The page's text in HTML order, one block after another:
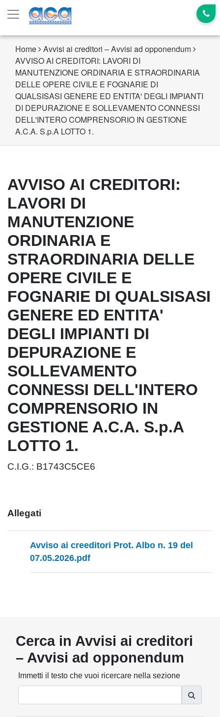
Home
Avvisi ai creditori – Avvisi ad opponendum
AVVISO AI CREDITORI: LAVORI DI
MANUTENZIONE ORDINARIA E STRAORDINARIA
DELLE OPERE CIVILE E FOGNARIE DI
QUALSISASI GENERE ED ENTITA' DEGLI IMPIANTI
DI DEPURAZIONE E SOLLEVAMENTO CONNESSI
DELL'INTERO COMPRENSORIO IN GESTIONE
A.C.A. S.p.A LOTTO 1.
AVVISO AI CREDITORI:
LAVORI DI
MANUTENZIONE
ORDINARIA E
STRAORDINARIA DELLE
OPERE CIVILE E
FOGNARIE DI QUALSISASI
GENERE ED ENTITA'
DEGLI IMPIANTI DI
DEPURAZIONE E
SOLLEVAMENTO
CONNESSI DELL'INTERO
COMPRENSORIO IN
GESTIONE A.C.A. S.p.A
LOTTO 1.
C.I.G.: B1743C5CE6
Allegati
Avviso ai creeditori Prot. Albo n. 19 del
07.05.2026.pdf
Cerca in Avvisi ai creditori
– Avvisi ad opponendum
Immetti il testo che vuoi ricercare nella sezione